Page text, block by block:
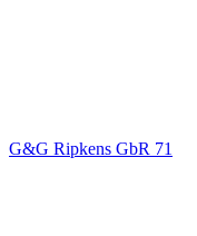
G&G Ripkens GbR 71